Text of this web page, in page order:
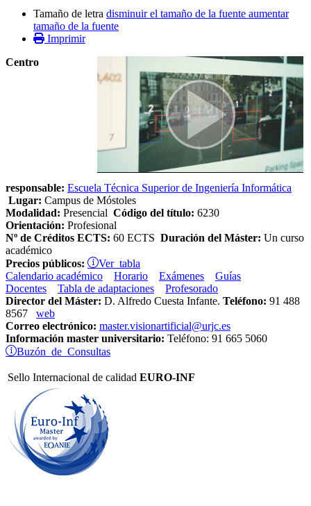
Tamaño de letra disminuir el tamaño de la fuente aumentar
tamaño de la fuente
Imprimir
Centro
responsable: Escuela Técnica Superior de Ingeniería Informática
Lugar: Campus de Móstoles
Modalidad: Presencial Código del título: 6230
Orientación: Profesional
Nº de Créditos ECTS: 60 ECTS Duración del Máster: Un curso
académico
Precios públicos:
Ver tabla
Calendario académico Horario Exámenes
Guías
Docentes
Tabla de adaptaciones
Profesorado
Director del Máster: D. Alfredo Cuesta Infante. Teléfono: 91 488
8567 web
Correo electrónico: master.visionartificial@urjc.es
Información master universitario: Teléfono: 91 665 5060
Buzón de Consultas
Sello Internacional de calidad EURO-INF